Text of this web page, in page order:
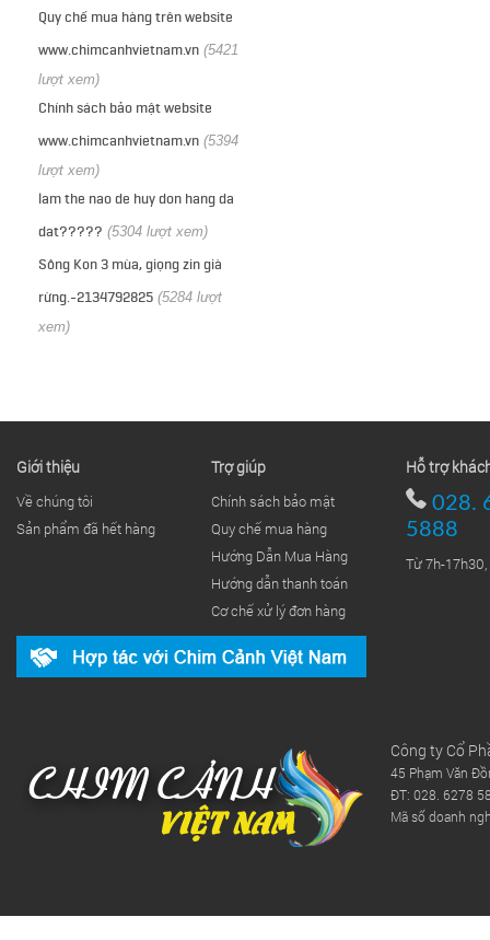
Quy chế mua hàng trên website
www.chimcanhvietnam.vn (5421
lượt xem)
Chính sách bảo mật website
www.chimcanhvietnam.vn (5394
lượt xem)
lam the nao de huy don hang da
dat????? (5304 lượt xem)
Sông Kon 3 mùa, giọng zin già
rừng.-2134792825 (5284 lượt
xem)
Giới thiệu
Về chúng tôi
Sản phẩm đã hết hàng
Trợ giúp
Chính sách bảo mật
Quy chế mua hàng
Hướng Dẫn Mua Hàng
Hướng dẫn thanh toán
Cơ chế xử lý đơn hàng
Hỗ trợ
028.
5888
Từ 7h-
Công ty Cổ
45 Phạm Văn
ĐT: 028. 6278
Mã số doanh